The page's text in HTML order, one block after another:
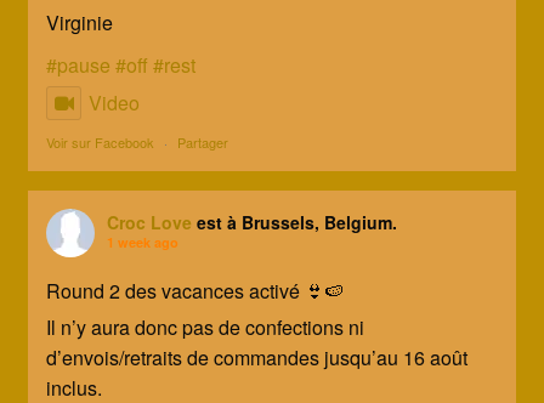
Virginie
#pause #off #rest
Video
Voir sur Facebook · Partager
Croc Love est à Brussels, Belgium.
1 week ago
Round 2 des vacances activé 👙🍉
Il n’y aura donc pas de confections ni
d’envois/retraits de commandes jusqu’au 16 août
inclus.